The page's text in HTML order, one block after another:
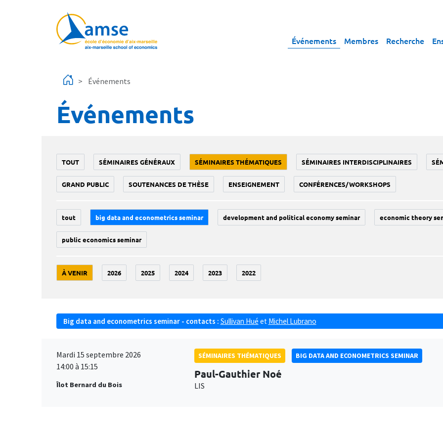
Événements Membres Recherche
Événements
Événements
TOUT SÉMINAIRES GÉNÉRAUX SÉMINAIRES THÉMATIQUES SÉMINAIRES INTERDISCIPLINAIRES
GRAND PUBLIC SOUTENANCES DE THÈSE ENSEIGNEMENT CONFÉRENCES/WORKSHOPS
tout big data and econometrics seminar development and political economy seminar economic theory
public economics seminar
À VENIR 2026 2025 2024 2023 2022
Big data and econometrics seminar - contacts : Sullivan Hué et Michel Lubrano
Mardi 15 septembre 2026
14:00 à 15:15
Îlot Bernard du Bois
SÉMINAIRES THÉMATIQUES BIG DATA AND ECONOMETRICS SEMINAR
Paul-Gauthier Noé
LIS